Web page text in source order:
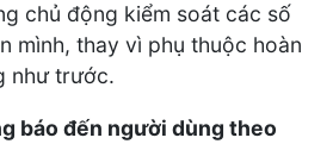
chủ động kiểm soát các số
mình, thay vì phụ thuộc hoàn
như trước.
báo đến người dùng theo